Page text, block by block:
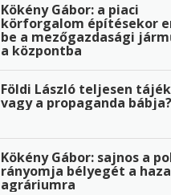
Kökény Gábor: a piaci
körforgalom építésekor
be a mezőgazdasági
a központba
Földi László teljesen
vagy a propaganda bábja?
Kökény Gábor: sajnos a
rányomja bélyegét a
agráriumra